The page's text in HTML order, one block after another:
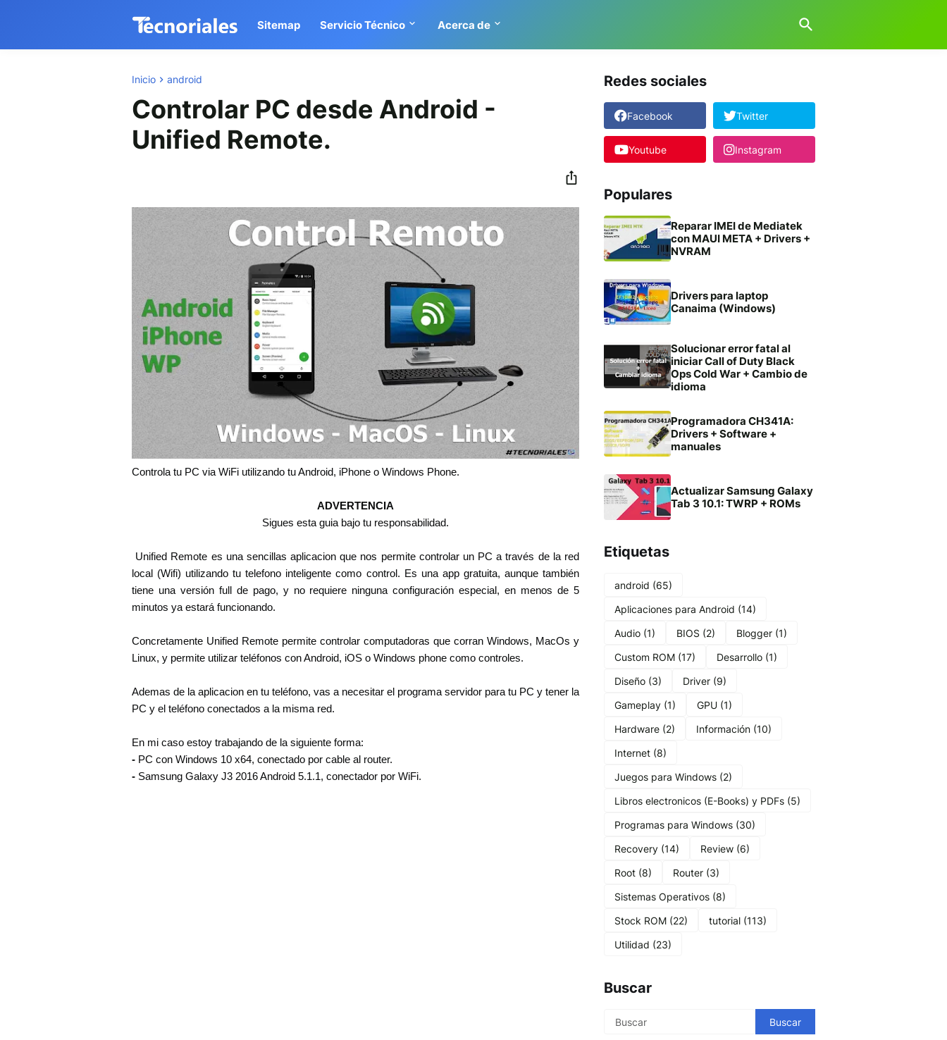
Sitemap Servicio Técnico Acerca de
Inicio android
Controlar PC desde Android -
Unified Remote.
Controla tu PC via WiFi utilizando tu Android, iPhone o Windows Phone.
ADVERTENCIA
Sigues esta guia bajo tu responsabilidad.
Unified Remote es una sencillas aplicacion que nos permite controlar un PC a través de la red
local (Wifi) utilizando tu telefono inteligente como control. Es una app gratuita, aunque también
tiene una versión full de pago, y no requiere ninguna configuración especial, en menos de 5
minutos ya estará funcionando.
Concretamente Unified Remote permite controlar computadoras que corran Windows, MacOs y
Linux, y permite utilizar teléfonos con Android, iOS o Windows phone como controles.
Ademas de la aplicacion en tu teléfono, vas a necesitar el programa servidor para tu PC y tener la
PC y el teléfono conectados a la misma red.
En mi caso estoy trabajando de la siguiente forma:
- PC con Windows 10 x64, conectado por cable al router.
- Samsung Galaxy J3 2016 Android 5.1.1, conectador por WiFi.
Redes sociales
Facebook Twitter
Youtube Instagram
Populares
Reparar IMEI de Mediatek
con MAUI META + Drivers +
NVRAM
Drivers para laptop
Canaima (Windows)
Solucionar error fatal al
iniciar Call of Duty Black
Ops Cold War + Cambio de
idioma
Programadora CH341A:
Drivers + Software +
manuales
Actualizar Samsung Galaxy
Tab 3 10.1: TWRP + ROMs
Etiquetas
android (65)
Aplicaciones para Android (14)
Audio (1) BIOS (2) Blogger (1)
Custom ROM (17) Desarrollo (1)
Diseño (3) Driver (9)
Gameplay (1) GPU (1)
Hardware (2) Información (10)
Internet (8)
Juegos para Windows (2)
Libros electronicos (E-Books) y PDFs (5)
Programas para Windows (30)
Recovery (14) Review (6)
Root (8) Router (3)
Sistemas Operativos (8)
Stock ROM (22) tutorial (113)
Utilidad (23)
Buscar